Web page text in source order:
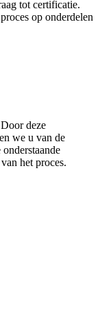
tot certificatie.
op onderdelen
deze
we u van de
het proces.